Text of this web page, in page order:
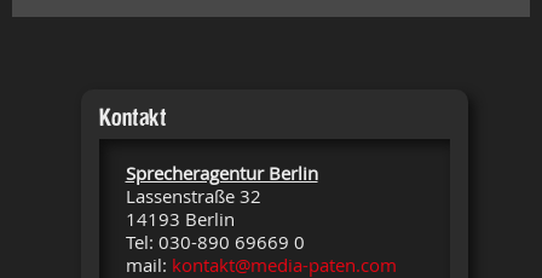
Kontakt
Sprecheragentur Berlin
Lassenstraße 32
14193 Berlin
Tel: 030-890 69669 0
mail: kontakt@media-paten.com